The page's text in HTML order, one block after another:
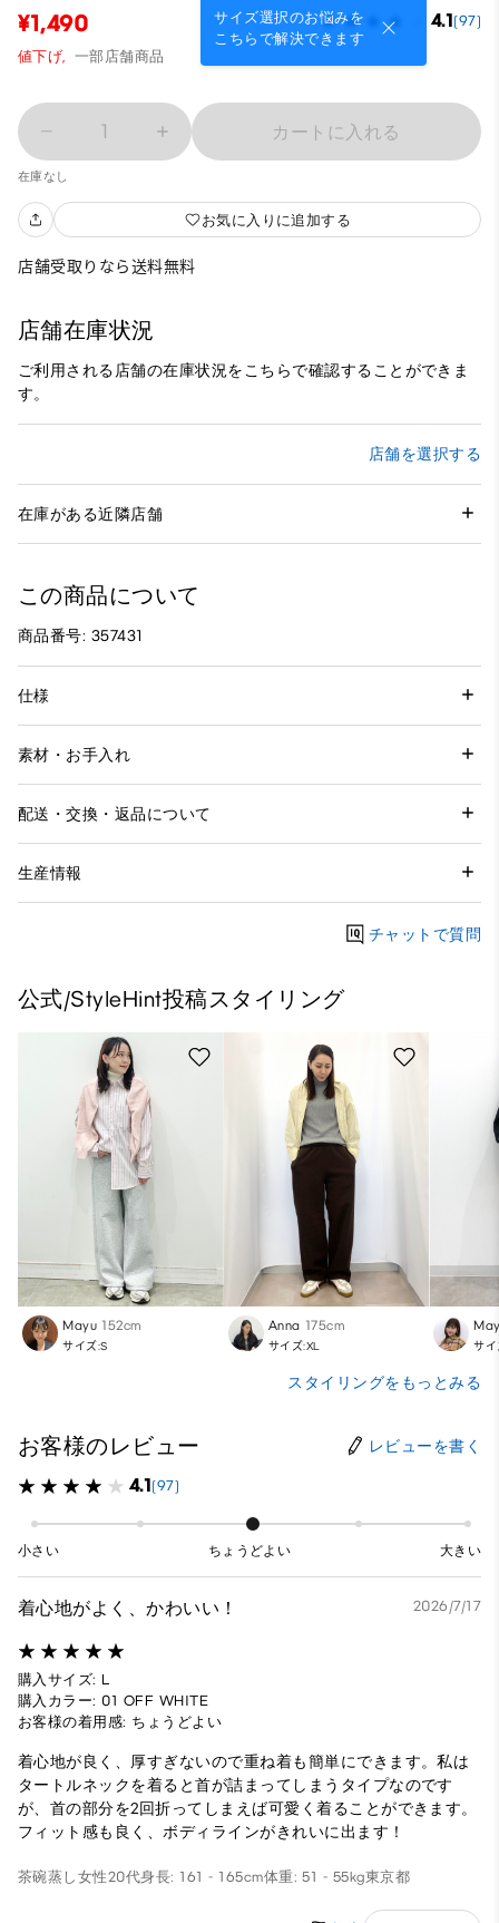
サイズ選択のお悩みを
こちらで解決できます
¥1,490 4.1(97)
値下げ, 一部店舗商品
1 カートに入れる
在庫なし
お気に入りに追加する
店舗受取りなら送料無料
店舗在庫状況
ご利用される店舗の在庫状況をこちらで確認することができま
す。
店舗を選択する
在庫がある近隣店舗
この商品について
商品番号: 357431
仕様
素材・お手入れ
配送・交換・返品について
生産情報
チャットで質問
公式/StyleHint投稿スタイリング
Mayu 152cm
サイズ:S
Anna 175cm
サイズ:XL サ
スタイリングをもっとみる
お客様のレビュー レビューを書く
4.1(97)
小さい ちょうどよい 大きい
着心地がよく、かわいい！ 2026/7/17
購入サイズ: L
購入カラー: 01 OFF WHITE
お客様の着用感: ちょうどよい
着心地が良く、厚すぎないので重ね着も簡単にできます。私は
タートルネックを着ると首が詰まってしまうタイプなのです
が、首の部分を2回折ってしまえば可愛く着ることができます。
フィット感も良く、ボディラインがきれいに出ます！
茶碗蒸し 女性20代身長: 161 - 165cm体重: 51 - 55kg東京都